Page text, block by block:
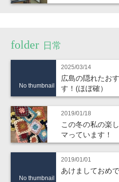
日常
No thumbnail
2025/03/14
広島の隠れたお
す！(ほぼ確）
2019/01/18
この冬の私の楽
マっています！
No thumbnail
2019/01/01
あけましておめ